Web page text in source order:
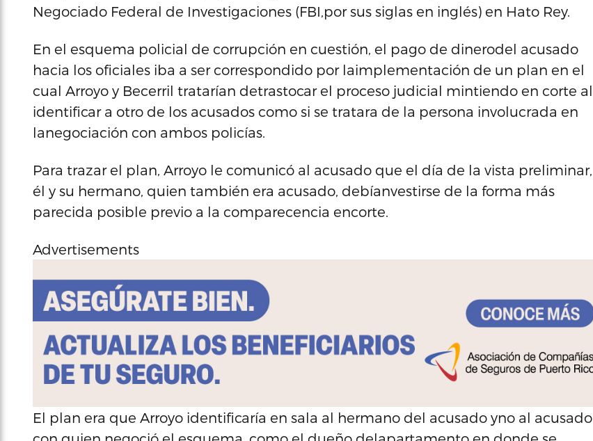
Negociado Federal de Investigaciones (FBI,por sus siglas en inglés) en Hato Rey.
En el esquema policial de corrupción en cuestión, el pago de dinerodel acusado
hacia los oficiales iba a ser correspondido por laimplementación de un plan en el
cual Arroyo y Becerril tratarían detrastocar el proceso judicial mintiendo en corte al
identificar a otro de los acusados como si se tratara de la persona involucrada en
lanegociación con ambos policías.
Para trazar el plan, Arroyo le comunicó al acusado que el día de la vista preliminar,
él y su hermano, quien también era acusado, debíanvestirse de la forma más
parecida posible previo a la comparecencia encorte.
Advertisements
El plan era que Arroyo identificaría en sala al hermano del acusado yno al acusado